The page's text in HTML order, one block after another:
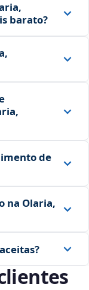
barato?
de
na Olaria,